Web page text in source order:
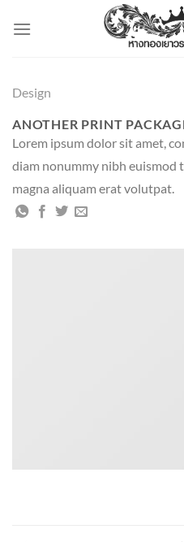
Design
ANOTHER PRINT
Lorem ipsum dolor sit amet,
diam nonummy nibh
magna aliquam erat volutpat.